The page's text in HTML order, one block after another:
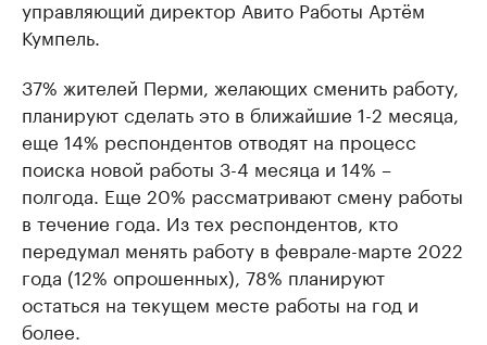
управляющий директор Авито Работы Артём
Кумпель.
37% жителей Перми, желающих сменить работу,
планируют сделать это в ближайшие 1-2 месяца,
еще 14% респондентов отводят на процесс
поиска новой работы 3-4 месяца и 14% –
полгода. Еще 20% рассматривают смену работы
в течение года. Из тех респондентов, кто
передумал менять работу в феврале-марте 2022
года (12% опрошенных), 78% планируют
остаться на текущем месте работы на год и
более.